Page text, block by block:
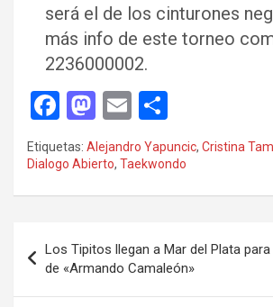
será el de los cinturones
más info de este torneo
2236000002.
F
a
ce
b
o
k
M
a
st
o
o
n
E
m
ail m
p
tir
Etiquetas: Alejandro Yapuncic, Cristina
Dialogo Abierto, Taekwondo
de
entradas
Los Tipitos llegan a Mar del Plata
de «Armando Camaleón»